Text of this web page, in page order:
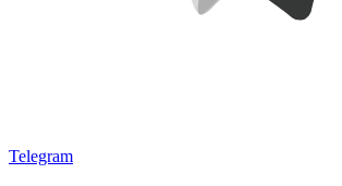
Telegram